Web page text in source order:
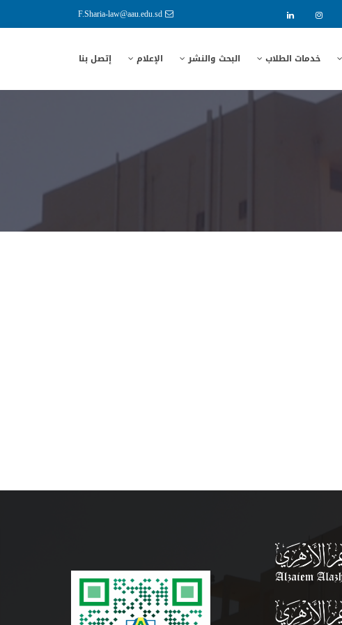
F.Sharia-law@aau.edu.sd
خدمات الطلاب البحث والنشر الإعلام إتصل بنا